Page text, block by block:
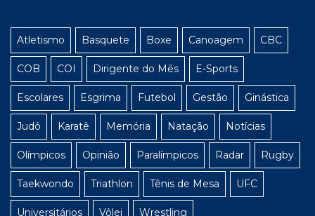
Atletismo Basquete Boxe Canoagem CBC
COB COI Dirigente do Mês E-Sports
Escolares Esgrima Futebol Gestão Ginástica
Judô Karatê Memória Natação Notícias
Olímpicos Opinião Paralímpicos Radar Rugby
Taekwondo Triathlon Tênis de Mesa UFC
Universitários Vôlei Wrestling